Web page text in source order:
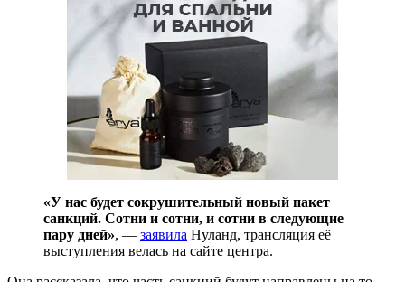
«У нас будет сокрушительный новый пакет
санкций. Сотни и сотни, и сотни в следующие
пару дней», — заявила Нуланд, трансляция её
выступления велась на сайте центра.